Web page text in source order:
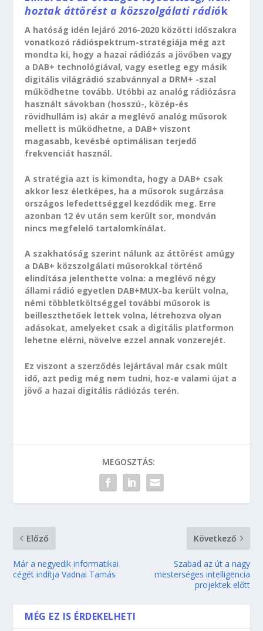
hoztak áttörést a közszolgálati rádiók
A hatóság idén lejáró 2016-2020 közötti időszakra
vonatkozó rádióspektrum-stratégiája még azt
mondta ki, hogy a hazai rádiózás a jövőben vagy
a DAB+ technológiával, vagy esetleg egy másik
digitális világrádió szabvánnyal a DRM+ -szal
működhetne tovább. Utóbbi az analóg rádiózásra
használt sávokban (hosszú-, közép-és
rövidhullám is) akár a meglévő analóg műsorok
mellett is működhetne, a DAB+ viszont
magasabb, kevésbé optimálisan terjedő
frekvenciát használ.
A stratégia azt is kimondta, hogy a DAB+ csak
akkor lesz életképes, ha a műsorok sugárzása
országos lefedettséggel kezdődik meg. Erre
azonban 12 év után sem került sor, mondván
nincs megfelelő tartalomkínálat.
A szakhatóság szerint nálunk az áttörést amúgy
a DAB+ közszolgálati műsorokkal történő
elindítása jelenthette volna: a meglévő négy
állami rádió egyetlen DAB+MUX-ba került volna,
némi többletköltséggel további műsorok is
beilleszthetőek lettek volna, létrehozva olyan
adásokat, amelyeket csak a digitális platformon
lehetne elérni, növelve ezzel annak vonzerejét.
Ez viszont a szerződés lejártával már csak múlt
idő, azt pedig még nem tudni, hoz-e valami újat a
jövő a hazai digitális rádiózás terén.
MEGOSZTÁS:
Előző
Már a negyedik informatikai
cégét indítja Vadnai Tamás
Következő
Szabad az út a nagy
mesterséges intelligencia
projektek előtt
MÉG EZ IS ÉRDEKELHETI